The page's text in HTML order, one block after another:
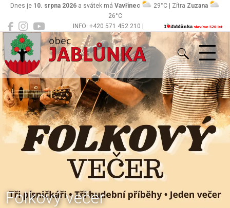
INFO: +420 571 452 210 |
podatelna@jablunka.cz
Dnes je 10. srpna 2026 a svátek má Vavřinec 29°C | Zítra Zuzana
26°C
Jablůnka
Folkový večer